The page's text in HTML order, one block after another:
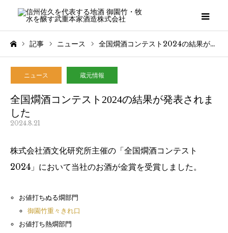
記事 ニュース 全国燗酒コンテスト2024の結果が発表されました
ニュース 蔵元情報
全国燗酒コンテスト2024の結果が発表されま
した
2024.8.21
株式会社酒文化研究所主催の「全国燗酒コンテスト
2024」において当社のお酒が金賞を受賞しました。
お値打ちぬる燗部門
御園竹重々きれ口
お値打ち熱燗部門